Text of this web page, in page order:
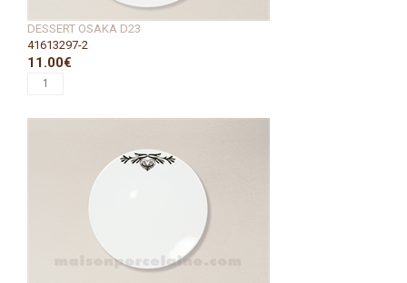
DESSERT OSAKA D23
41613297-2
11.00€